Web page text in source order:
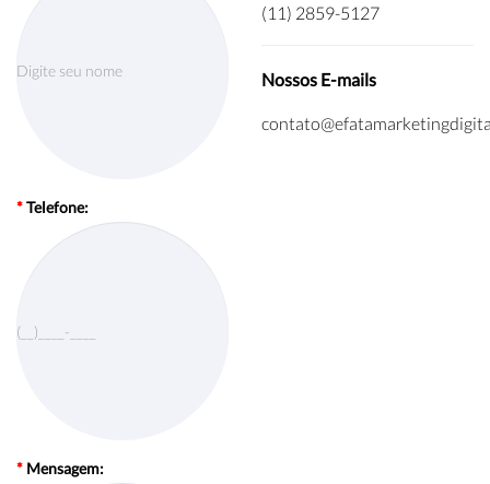
*Telefone:
* Mensagem:
(11) 2859-5127
Nossos E-mails